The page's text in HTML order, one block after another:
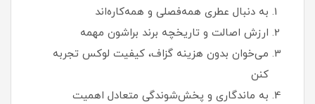
به دنبال عطری همه‌فصلی و همه‌کاره‌اند
ارزش اصالت و تاریخچه برند براشون مهمه
می‌خوان بدون هزینه گزاف، کیفیت لوکس تجربه
کنن
به ماندگاری و پخش‌شوندگی متعادل اهمیت